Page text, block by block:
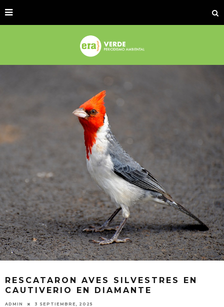
RESCATARON AVES SILVESTRES EN
CAUTIVERIO EN DIAMANTE
ADMIN 3 SEPTIEMBRE, 2025